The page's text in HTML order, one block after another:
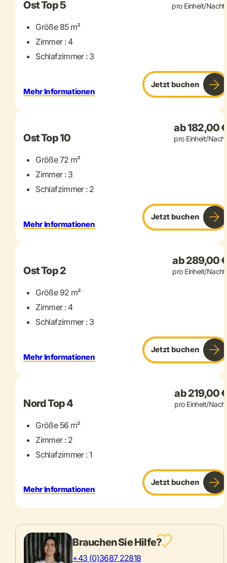
Ost Top 5
Größe 85 m²
Zimmer : 4
Schlafzimmer : 3
pro Einheit/Nacht
Mehr Informationen
Jetzt buchen
+ 11 mehr
Ost Top 10
Größe 72 m²
Zimmer : 3
Schlafzimmer : 2
ab 182,00
pro Einheit/Nacht
Mehr Informationen
Jetzt buchen
+ 13 mehr
Ost Top 2
Größe 92 m²
Zimmer : 4
Schlafzimmer : 3
ab 289,00
pro Einheit/Nacht
Mehr Informationen
Jetzt buchen
+ 9 mehr
Nord Top 4
Größe 56 m²
Zimmer : 2
Schlafzimmer : 1
ab 219,00
pro Einheit/Nacht
Mehr Informationen
Jetzt buchen
Brauchen Sie Hilfe?
+43 (0)3687 22818